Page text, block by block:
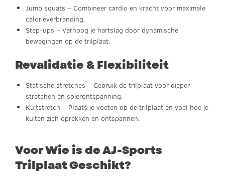
Jump squats – Combineer cardio en kracht voor maximale
calorieverbranding.
Step-ups – Verhoog je hartslag door dynamische
bewegingen op de trilplaat.
Revalidatie & Flexibiliteit
Statische stretches – Gebruik de trilplaat voor dieper
stretchen en spierontspanning.
Kuitstretch – Plaats je voeten op de trilplaat en voel hoe je
kuiten zich oprekken en ontspannen.
Voor Wie is de AJ-Sports
Trilplaat Geschikt?